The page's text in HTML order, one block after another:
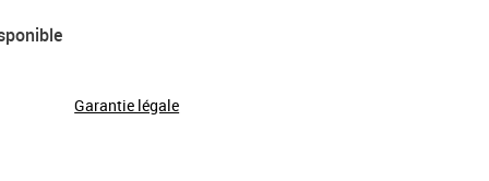
Garantie légale